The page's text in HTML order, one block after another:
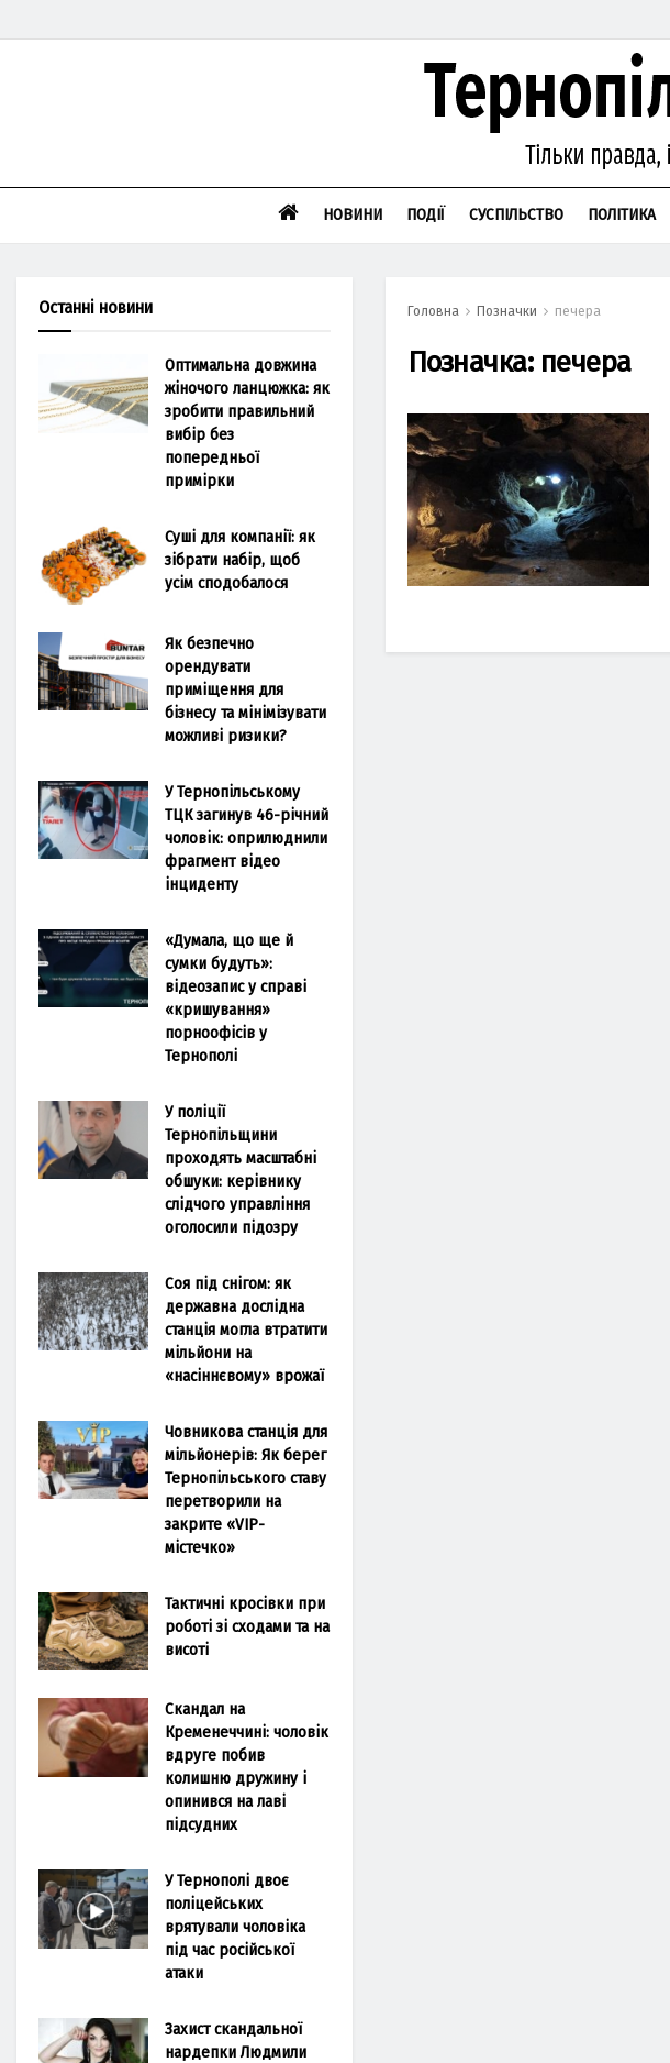
НОВИНИ ПОДІЇ СУСПІЛЬСТВО ПОЛІТИКА
Головна Позначки печера
Позначка: печера
Останні новини
Оптимальна довжина
жіночого ланцюжка: як
зробити правильний
вибір без
попередньої
примірки
Суші для компанії: як
зібрати набір, щоб
усім сподобалося
Як безпечно
орендувати
приміщення для
бізнесу та мінімізувати
можливі ризики?
У Тернопільському
ТЦК загинув 46-річний
чоловік: оприлюднили
фрагмент відео
інциденту
«Думала, що ще й
сумки будуть»:
відеозапис у справі
«кришування»
порноофісів у
Тернополі
У поліції
Тернопільщини
проходять масштабні
обшуки: керівнику
слідчого управління
оголосили підозру
Соя під снігом: як
державна дослідна
станція могла втратити
мільйони на
«насіннєвому» врожаї
Човникова станція для
мільйонерів: Як берег
Тернопільського ставу
перетворили на
закрите «VIP-
містечко»
Тактичні кросівки при
роботі зі сходами та на
висоті
Скандал на
Кременеччині: чоловік
вдруге побив
колишню дружину і
опинився на лаві
підсудних
У Тернополі двоє
поліцейських
врятували чоловіка
під час російської
атаки
Захист скандальної
нардепки Людмили